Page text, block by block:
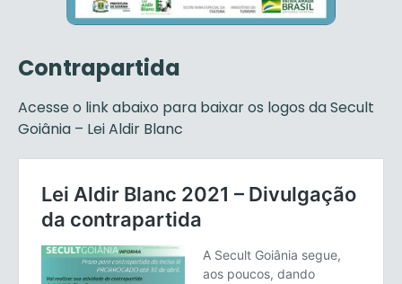
Contrapartida
Acesse o link abaixo para baixar os logos da Secult
Goiânia – Lei Aldir Blanc